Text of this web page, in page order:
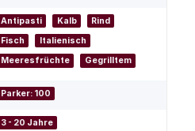
Antipasti Kalb
Rind
Fisch
Italienisch
Meeresfrüchte
Gegrilltem
Parker: 100
3 - 20 Jahre